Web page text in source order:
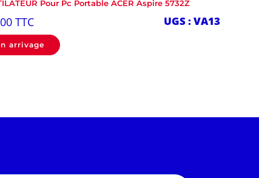
UGS : VA13
Pour Pc Portable ACER Aspire 5732Z
TTC
arrivage